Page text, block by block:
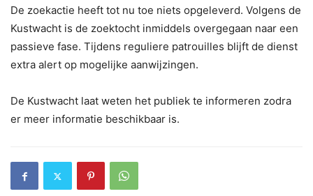
De zoekactie heeft tot nu toe niets opgeleverd. Volgens de
Kustwacht is de zoektocht inmiddels overgegaan naar een
passieve fase. Tijdens reguliere patrouilles blijft de dienst
extra alert op mogelijke aanwijzingen.
De Kustwacht laat weten het publiek te informeren zodra
er meer informatie beschikbaar is.